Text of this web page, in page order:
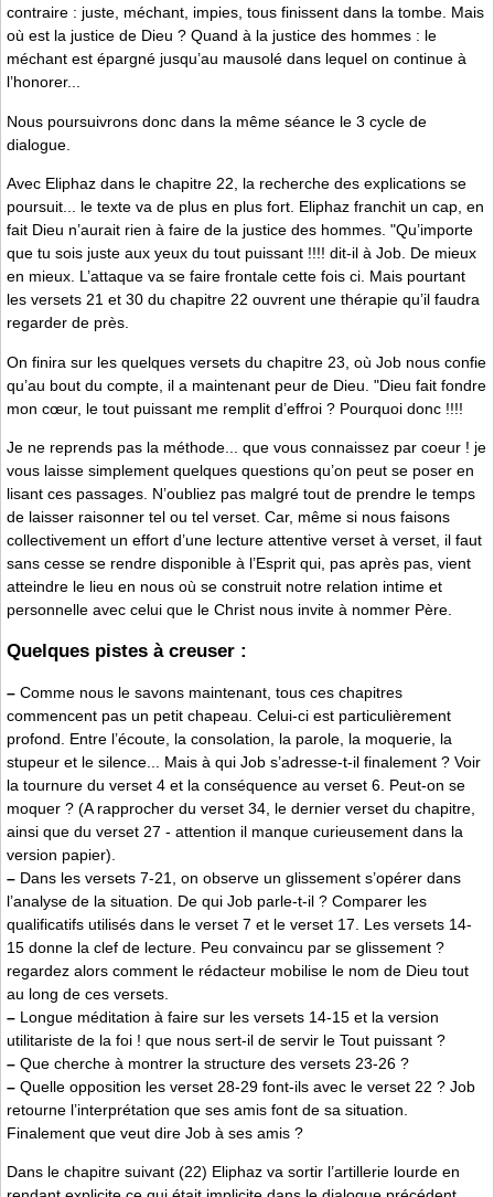
contraire : juste, méchant, impies, tous finissent dans la tombe. Mais
où est la justice de Dieu ? Quand à la justice des hommes : le
méchant est épargné jusqu’au mausolé dans lequel on continue à
l’honorer...
Nous poursuivrons donc dans la même séance le 3 cycle de
dialogue.
Avec Eliphaz dans le chapitre 22, la recherche des explications se
poursuit... le texte va de plus en plus fort. Eliphaz franchit un cap, en
fait Dieu n’aurait rien à faire de la justice des hommes. "Qu’importe
que tu sois juste aux yeux du tout puissant !!!! dit-il à Job. De mieux
en mieux. L’attaque va se faire frontale cette fois ci. Mais pourtant
les versets 21 et 30 du chapitre 22 ouvrent une thérapie qu’il faudra
regarder de près.
On finira sur les quelques versets du chapitre 23, où Job nous confie
qu’au bout du compte, il a maintenant peur de Dieu. "Dieu fait fondre
mon cœur, le tout puissant me remplit d’effroi ? Pourquoi donc !!!!
Je ne reprends pas la méthode... que vous connaissez par coeur ! je
vous laisse simplement quelques questions qu’on peut se poser en
lisant ces passages. N’oubliez pas malgré tout de prendre le temps
de laisser raisonner tel ou tel verset. Car, même si nous faisons
collectivement un effort d’une lecture attentive verset à verset, il faut
sans cesse se rendre disponible à l’Esprit qui, pas après pas, vient
atteindre le lieu en nous où se construit notre relation intime et
personnelle avec celui que le Christ nous invite à nommer Père.
Quelques pistes à creuser :
– Comme nous le savons maintenant, tous ces chapitres
commencent pas un petit chapeau. Celui-ci est particulièrement
profond. Entre l’écoute, la consolation, la parole, la moquerie, la
stupeur et le silence... Mais à qui Job s’adresse-t-il finalement ? Voir
la tournure du verset 4 et la conséquence au verset 6. Peut-on se
moquer ? (A rapprocher du verset 34, le dernier verset du chapitre,
ainsi que du verset 27 - attention il manque curieusement dans la
version papier).
– Dans les versets 7-21, on observe un glissement s’opérer dans
l’analyse de la situation. De qui Job parle-t-il ? Comparer les
qualificatifs utilisés dans le verset 7 et le verset 17. Les versets 14-
15 donne la clef de lecture. Peu convaincu par se glissement ?
regardez alors comment le rédacteur mobilise le nom de Dieu tout
au long de ces versets.
– Longue méditation à faire sur les versets 14-15 et la version
utilitariste de la foi ! que nous sert-il de servir le Tout puissant ?
– Que cherche à montrer la structure des versets 23-26 ?
– Quelle opposition les verset 28-29 font-ils avec le verset 22 ? Job
retourne l’interprétation que ses amis font de sa situation.
Finalement que veut dire Job à ses amis ?
Dans le chapitre suivant (22) Eliphaz va sortir l’artillerie lourde en